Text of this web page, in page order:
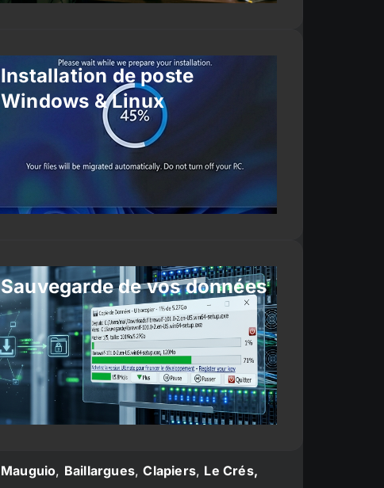
Installation de poste
Windows & Linux
Sauvegarde de vos données
Mauguio, Baillargues,Clapiers, Le Crés,